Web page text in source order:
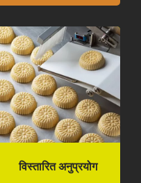
विस्तारित अनुप्रयोग